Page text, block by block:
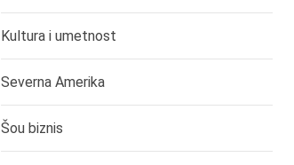
Kultura i umetnost
Severna Amerika
Šou biznis